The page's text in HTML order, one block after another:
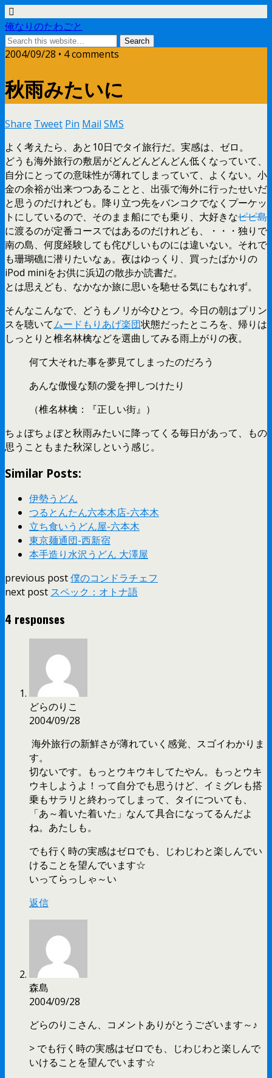
俺なりのたわごと
2004/09/28 • 4 comments
秋雨みたいに
Share Tweet Pin Mail SMS
よく考えたら、あと10日でタイ旅行だ。実感は、ゼロ。
どうも海外旅行の敷居がどんどんどんどん低くなっていて、
自分にとっての意味性が薄れてしまっていて、よくない。小
金の余裕が出来つつあることと、出張で海外に行ったせいだ
と思うのだけれども。降り立つ先をバンコクでなくプーケッ
トにしているので、そのまま船にでも乗り、大好きなピピ島
に渡るのが定番コースではあるのだけれども、・・・独りで
南の島、何度経験しても侘びしいものには違いない。それで
も珊瑚礁に潜りたいなぁ。夜はゆっくり、買ったばかりの
iPod miniをお供に浜辺の散歩か読書だ。
とは思えども、なかなか旅に思いを馳せる気にもなれず。
そんなこんなで、どうもノリが今ひとつ。今日の朝はプリン
スを聴いてムードもりあげ楽団状態だったところを、帰りは
しっとりと椎名林檎などを選曲してみる雨上がりの夜。
何て大それた事を夢見てしまったのだろう
あんな傲慢な類の愛を押しつけたり
（椎名林檎：『正しい街』）
ちょぼちょぼと秋雨みたいに降ってくる毎日があって、もの
思うこともまた秋深しという感じ。
Similar Posts:
伊勢うどん
つるとんたん六本木店-六本木
立ち食いうどん屋-六本木
東京麺通団-西新宿
本手造り水沢うどん 大澤屋
previous post僕のコンドラチェフ
next post スペック：オトナ語
4 responses
どらのりこ
2004/09/28
海外旅行の新鮮さが薄れていく感覚、スゴイわかりま
す。
切ないです。もっとウキウキしてたやん。もっとウキ
ウキしようよ！って自分でも思うけど、イミグレも搭
乗もサラリと終わってしまって、タイについても、
「あ～着いた着いた」なんて具合になってるんだよ
ね。あたしも。
でも行く時の実感はゼロでも、じわじわと楽しんでい
けることを望んでいます☆
いってらっしゃ～い
返信
森島
2004/09/28
どらのりこさん、コメントありがとうございます～♪
> でも行く時の実感はゼロでも、じわじわと楽しんで
いけることを望んでいます☆